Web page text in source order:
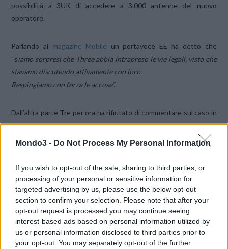
Mondo3 - Do Not Process My Personal Information
If you wish to opt-out of the sale, sharing to third parties, or
processing of your personal or sensitive information for
targeted advertising by us, please use the below opt-out
section to confirm your selection. Please note that after your
opt-out request is processed you may continue seeing
interest-based ads based on personal information utilized by
us or personal information disclosed to third parties prior to
your opt-out. You may separately opt-out of the further
possibilità a 3UK di accedere a 3.000 antenne del nuovo
operatore.
Parlando al magazine Mobile un portavoce EE ha detto che
“siamo sorpresi che Three abbia intrapreso le vie legali, visto che
stavamo discutendo attivamente con loro.
Respingiamo con forza le accuse”.
Dall’altra parte Tre per ora ha rifiutato di commentare sul caso in
corso.
E-mail LinkedIn Facebook
X Mastodon Telegram
WhatsApp Stampa Altro